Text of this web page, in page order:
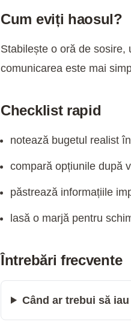
Cum eviți haosul?
Stabilește o oră de sosire,
comunicarea este mai
Checklist rapid
notează bugetul realist
compară opțiunile după
păstrează informațiile
lasă o marjă pentru
Întrebări frecvente
Când ar trebui să